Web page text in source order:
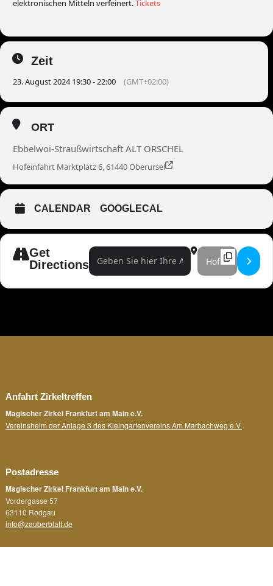
elektronischen Mitteln verfeinert.Tickets
Zeit
23. August 2024 19:30 - 22:00 (GMT+02:00)
ORT
Ebbelwoi-Straußwirtschaft ALT ORSCHEL
Hofeinfahrt Marktplatz 6, 61440 Oberursel
CALENDAR GOOGLECAL
Get
Directions
Address - Magic Monday Show []Destination Address
Anfahrt Zirkeltreffen
Magischer Zirkel Frankfurt am Main e.V.
Vereinsheim der Anlage 3 des Kleingartenvereins Am Marbachweg e.V.
Postadresse
Magischer Zirkel Frankfurt am Main e.V.
Vordergasse 57
63110 Rodgau
info@zauberblatt.de